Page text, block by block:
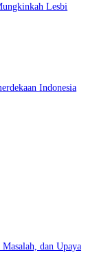
Lesbi
Indonesia
dan Upaya